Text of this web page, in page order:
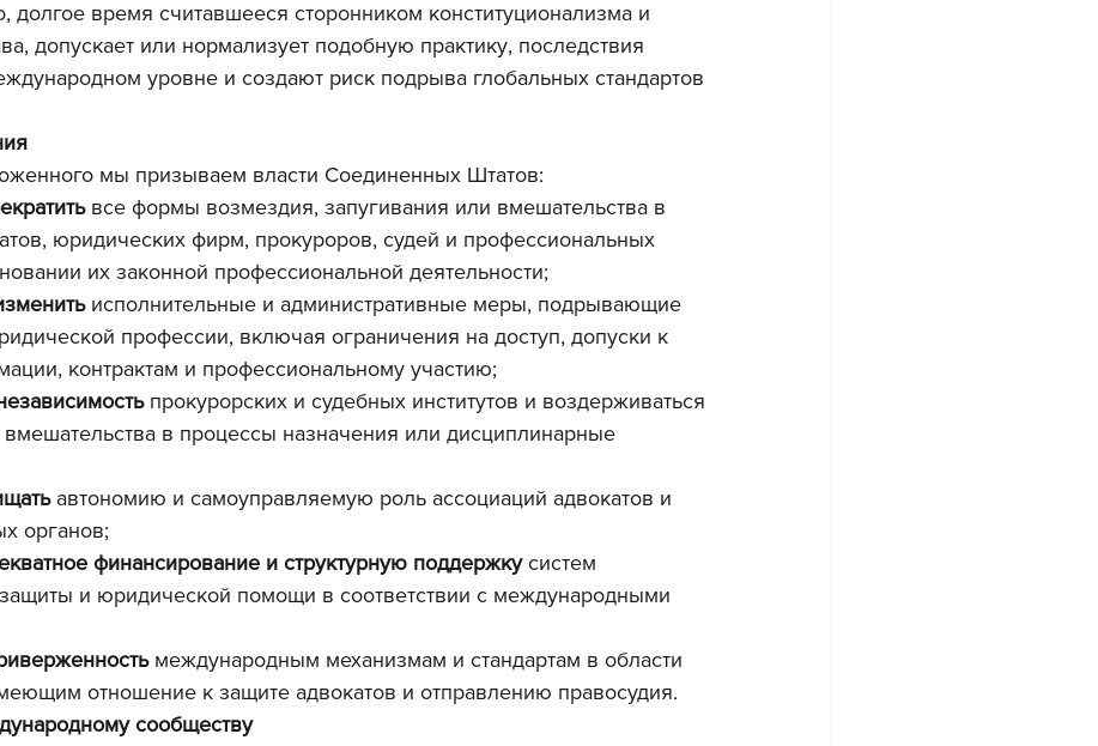
долгое время считавшееся сторонником конституционализма и
допускает или нормализует подобную практику, последствия
уровне и создают риск подрыва глобальных стандартов
мы призываем власти Соединенных Штатов:
все формы возмездия, запугивания или вмешательства в
юридических фирм, прокуроров, судей и профессиональных
их законной профессиональной деятельности;
исполнительные и административные меры, подрывающие
профессии, включая ограничения на доступ, допуски к
контрактам и профессиональному участию;
прокурорских и судебных институтов и воздерживаться
вмешательства в процессы назначения или дисциплинарные
автономию и самоуправляемую роль ассоциаций адвокатов и
органов;
финансирование и структурную поддержку систем
защиты и юридической помощи в соответствии с международными
международным механизмам и стандартам в области
отношение к защите адвокатов и отправлению правосудия.
сообществу